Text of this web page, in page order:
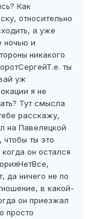
Как
относительно
а уже
ночью и
никакого
СергейТ.е. ты
уж
я не
Тут смысла
расскажу,
на Павелецкой
чтобы ты это
он остался
НетВсе,
да ничего не по
в какой-
он приезжал
просто